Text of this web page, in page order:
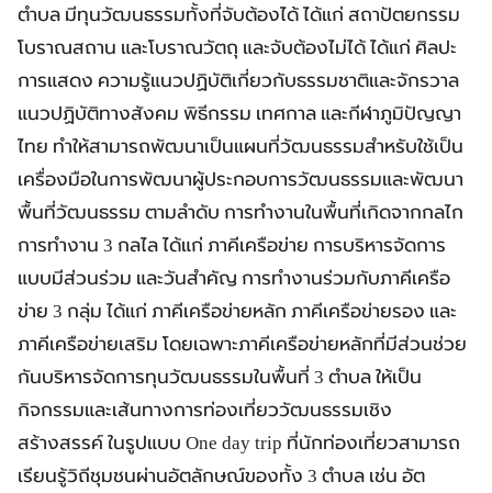
ตำบล มีทุนวัฒนธรรมทั้งที่จับต้องได้ ได้แก่ สถาปัตยกรรม
โบราณสถาน และโบราณวัตถุ และจับต้องไม่ได้ ได้แก่ ศิลปะ
การแสดง ความรู้แนวปฏิบัติเกี่ยวกับธรรมชาติและจักรวาล
แนวปฏิบัติทางสังคม พิธีกรรม เทศกาล และกีฬาภูมิปัญญา
ไทย ทำให้สามารถพัฒนาเป็นแผนที่วัฒนธรรมสำหรับใช้เป็น
เครื่องมือในการพัฒนาผู้ประกอบการวัฒนธรรมและพัฒนา
พื้นที่วัฒนธรรม ตามลำดับ การทำงานในพื้นที่เกิดจากกลไก
การทำงาน 3 กลไล ได้แก่ ภาคีเครือข่าย การบริหารจัดการ
แบบมีส่วนร่วม และวันสำคัญ การทำงานร่วมกับภาคีเครือ
ข่าย 3 กลุ่ม ได้แก่ ภาคีเครือข่ายหลัก ภาคีเครือข่ายรอง และ
ภาคีเครือข่ายเสริม โดยเฉพาะภาคีเครือข่ายหลักที่มีส่วนช่วย
กันบริหารจัดการทุนวัฒนธรรมในพื้นที่ 3 ตำบล ให้เป็น
กิจกรรมและเส้นทางการท่องเที่ยววัฒนธรรมเชิง
สร้างสรรค์ ในรูปแบบ One day trip ที่นักท่องเที่ยวสามารถ
เรียนรู้วิถีชุมชนผ่านอัตลักษณ์ของทั้ง 3 ตำบล เช่น อัต